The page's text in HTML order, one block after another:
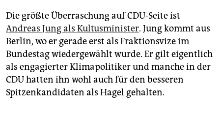
Die größte Überraschung auf CDU-Seite ist
Andreas Jung als Kultusminister. Jung kommt aus
Berlin, wo er gerade erst als Fraktionsvize im
Bundestag wiedergewählt wurde. Er gilt eigentlich
als engagierter Klimapolitiker und manche in der
CDU hatten ihn wohl auch für den besseren
Spitzenkandidaten als Hagel gehalten.